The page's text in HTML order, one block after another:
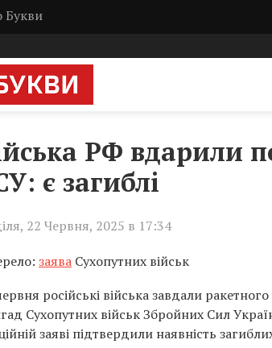
Букви
РФ вдарили
є загиблі
22 Червня, 2025 в 17:34
заява Сухопутних військ
російські війська завдали
Сухопутних військ Збройних Сил
заяві підтвердили наявність